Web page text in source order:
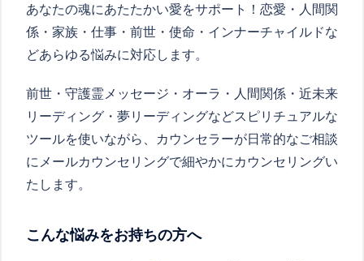
あなたの魂にあたたかい愛をサポート！恋愛・人間関
係・家族・仕事・前世・使命・インナーチャイルドな
どあらゆる悩みに対応します。
前世・守護霊メッセージ・オーラ・人間関係・近未来
リーディング・夢リーディングなどスピリチュアルな
ツールを使いながら、カウンセラーが日常的なご相談
にメールカウンセリングで細やかにカウンセリングい
たします。
こんな悩みをお持ちの方へ